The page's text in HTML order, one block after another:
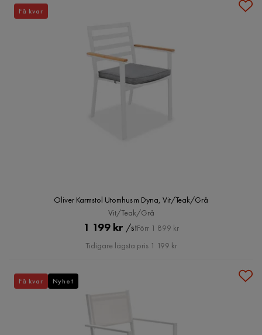
Oliver Karmstol Utomhus m Dyna, Vit/Teak/Grå
Vit/Teak/Grå
Pris
1 199 kr /st
Original
Pris
Förr 1 899 kr
Tidigare lägsta pris 1 199 kr
Få kvar
Få kvar Nyhet